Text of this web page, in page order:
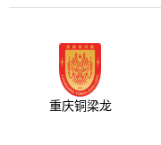
重庆铜梁龙